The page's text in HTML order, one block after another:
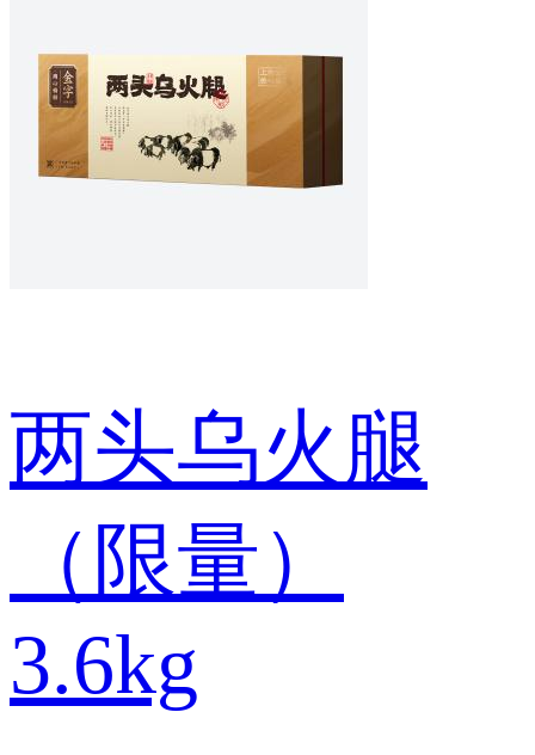
两头乌火腿
（限量）
3.6kg